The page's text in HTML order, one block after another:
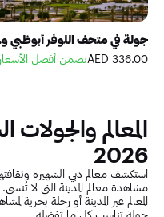
جولة
336.00 AED نضمن أفضل الأسعار
المعالم والجولات
2026
استكشف معالم دبي الشهيرة
مشاهدة معالم المدينة التي لا
المعالم عبر المدينة أو رحلة بحرية